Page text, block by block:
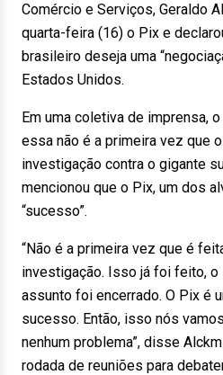
Comércio e Serviços, Geraldo
quarta-feira (16) o Pix e
brasileiro deseja uma
Estados Unidos.
Em uma coletiva de imprensa,
essa não é a primeira vez que
investigação contra o gigante
mencionou que o Pix, um dos
“sucesso”.
“Não é a primeira vez que é
investigação. Isso já foi feito,
assunto foi encerrado. O Pix é
sucesso. Então, isso nós
nenhum problema”, disse
rodada de reuniões para